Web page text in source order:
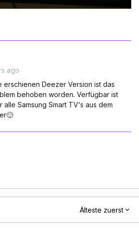
ago
erschienen Deezer Version ist das
behoben worden. Verfügbar ist
Samsung Smart TV‘s aus dem
Älteste zuerst